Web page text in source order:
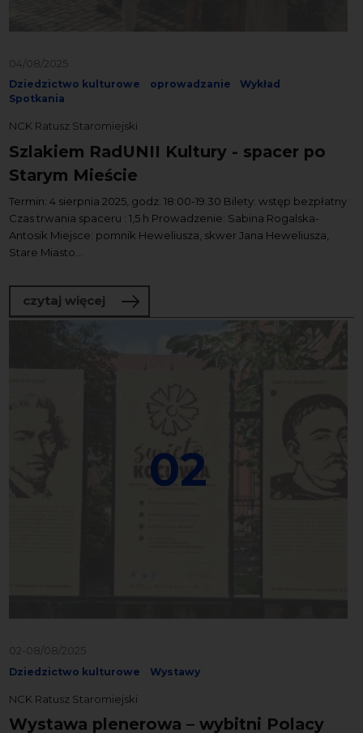
04/08/2025
Dziedzictwo kulturowe oprowadzanie
Wykład
Spotkania
NCK Ratusz Staromiejski
Szlakiem RadUNII Kultury - spacer po
Starym Mieście
Termin: 4 sierpnia 2025, godz. 18:00-19.30 Bilety: wstęp bezpłatny
Czas trwania spaceru : 1,5 h Prowadzenie: Sabina Rogalska-
Antosik Miejsce: pomnik Heweliusza, skwer Jana Heweliusza,
Stare Miasto...
czytaj więcej o Szlakiem RadUNII Kultury - spacer
02
02-08/08/2025
Dziedzictwo kulturowe Wystawy
NCK Ratusz Staromiejski
Wystawa plenerowa – wybitni Polacy